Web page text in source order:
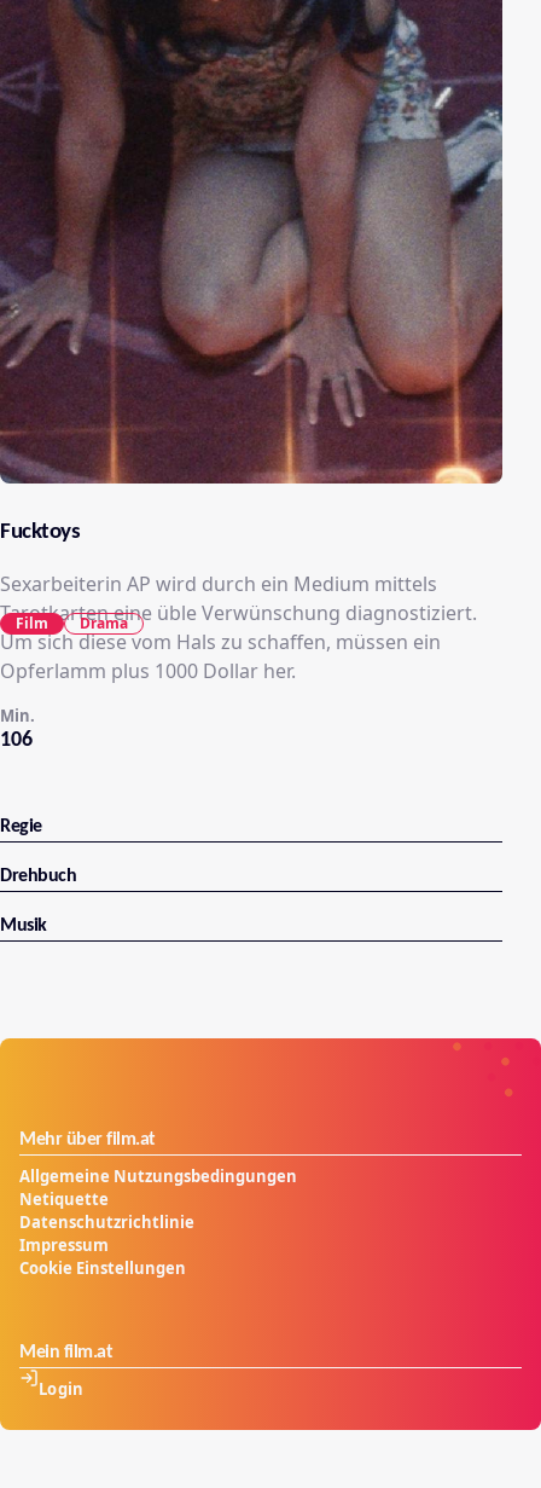
Fucktoys
Sexarbeiterin AP wird durch ein Medium mittels
Tarotkarten eine üble Verwünschung diagnostiziert.
Um sich diese vom Hals zu schaffen, müssen ein
Opferlamm plus 1000 Dollar her.
106
Min.
Film Drama
Regie
Drehbuch
Musik
Mehr über film.at
Allgemeine Nutzungsbedingungen
Netiquette
Datenschutzrichtlinie
Impressum
Cookie Einstellungen
Mein film.at
Login